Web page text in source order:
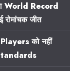
World Record
जीत
को नहीं